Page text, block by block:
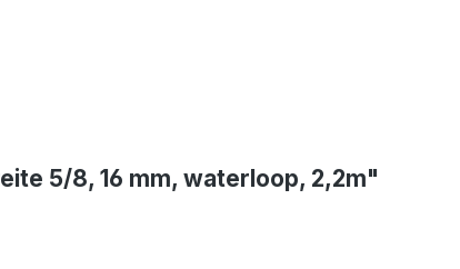
5/8, 16 mm, waterloop, 2,2m"